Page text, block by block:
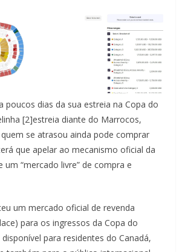
poucos dias da sua estreia na Copa do
[2]estreia diante do Marrocos,
se atrasou ainda pode comprar
que apelar ao mecanismo oficial da
um “mercado livre” de compra e
um mercado oficial de revenda
para os ingressos da Copa do
para residentes do Canadá,